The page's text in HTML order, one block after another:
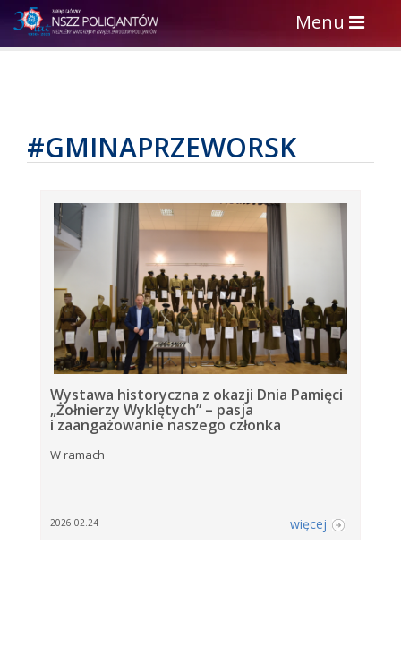
Toggle
navigation
Menu
#GMINAPRZEWORSK
Wystawa historyczna z okazji Dnia Pamięci
„Żołnierzy Wyklętych” – pasja
i zaangażowanie naszego członka
W ramach
2026.02.24 więcej